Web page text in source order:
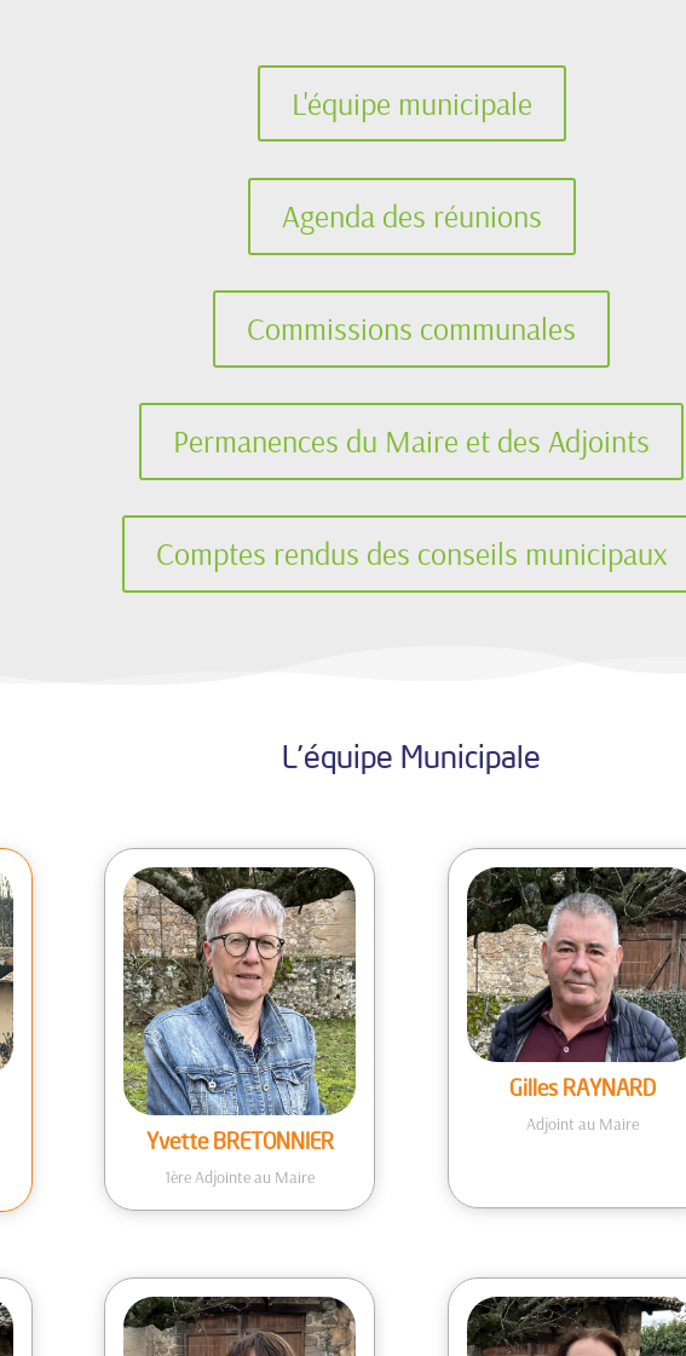
L'équipe municipale
Agenda des réunions
Commissions communales
Permanences du Maire et des Adjoints
Comptes rendus des conseils municipaux
L’équipe Municipale
Yvette BRETONNIER
1ère Adjointe au Maire
Gilles RAYNARD
Adjoint au Maire